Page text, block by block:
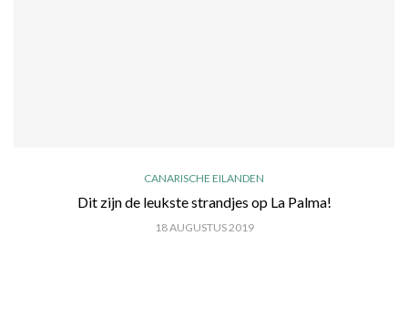
CANARISCHE EILANDEN
Dit zijn de leukste strandjes op La Palma!
18 AUGUSTUS 2019